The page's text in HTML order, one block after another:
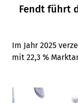
Fendt führt
Im Jahr 2025
mit 22,3 %